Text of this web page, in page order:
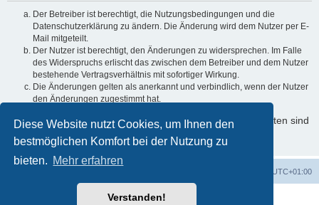
Diese Website nutzt Cookies, um Ihnen den
bestmöglichen Komfort bei der Nutzung zu
bieten. Mehr erfahren
Verstanden!
Der Betreiber ist berechtigt, die Nutzungsbedingungen und die
Datenschutzerklärung zu ändern. Die Änderung wird dem Nutzer per E-
Mail mitgeteilt.
Der Nutzer ist berechtigt, den Änderungen zu widersprechen. Im Falle
des Widerspruchs erlischt das zwischen dem Betreiber und dem Nutzer
bestehende Vertragsverhältnis mit sofortiger Wirkung.
Die Änderungen gelten als anerkannt und verbindlich, wenn der Nutzer
den Änderungen zugestimmt hat.
Informationen über den Umgang mit Ihren persönlichen Daten sind
in der Datenschutzerklärung enthalten.
UTC+01:00
Powered byphpBB® Forum Software © phpBB Limited